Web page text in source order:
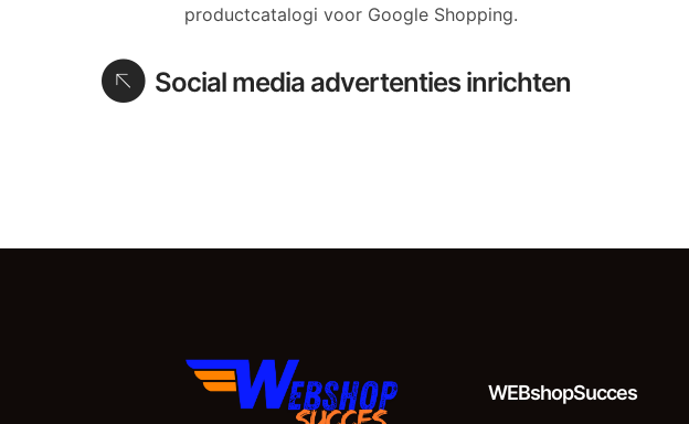
productcatalogi voor Google Shopping.
Social media advertenties inrichten
WEBshopSucces